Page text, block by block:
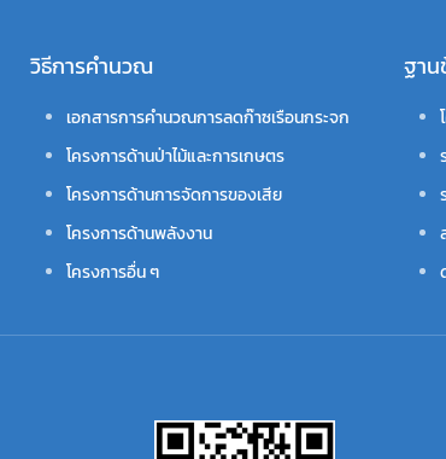
วิธีการคำนวณ
เอกสารการคำนวณการลดก๊าซเรือนกระจก
โครงการด้านป่าไม้และการเกษตร
โครงการด้านการจัดการของเสีย
โครงการด้านพลังงาน
โครงการอื่น ๆ
ฐา